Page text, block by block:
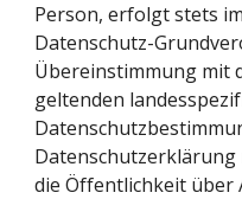
Person, erfolgt stets
Datenschutz-
Übereinstimmung mit
geltenden
die Öffentlichkeit über